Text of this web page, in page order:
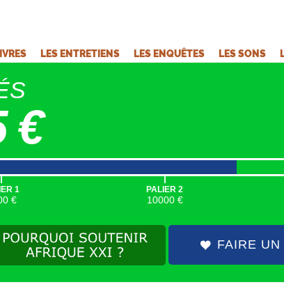
LES ENTRETIENS LES ENQUÊTES LES SONS
€
|
1
€
|
PALIER 2
10000 €
FAIRE UN